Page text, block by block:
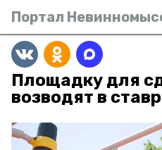
Портал
Площадку для
возводят в